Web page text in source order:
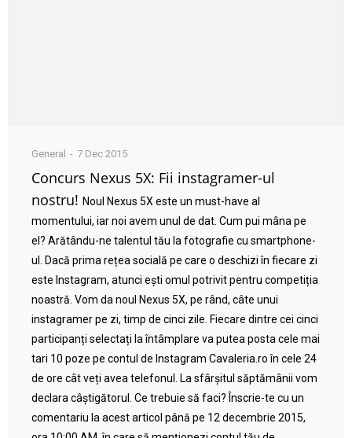
General 7 Dec 2015
Concurs Nexus 5X: Fii instagramer-ul
nostru! Noul Nexus 5X este un must-have al
momentului, iar noi avem unul de dat. Cum pui mâna pe
el? Arătându-ne talentul tău la fotografie cu smartphone-
ul. Dacă prima rețea socială pe care o deschizi în fiecare zi
este Instagram, atunci ești omul potrivit pentru competiția
noastră. Vom da noul Nexus 5X, pe rând, câte unui
instagramer pe zi, timp de cinci zile. Fiecare dintre cei cinci
participanți selectați la întâmplare va putea posta cele mai
tari 10 poze pe contul de Instagram Cavaleria.ro în cele 24
de ore cât veți avea telefonul. La sfârșitul săptămânii vom
declara câștigătorul. Ce trebuie să faci? Înscrie-te cu un
comentariu la acest articol până pe 12 decembrie 2015,